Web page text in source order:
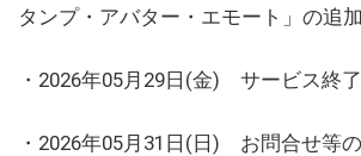
タンプ・アバター・エモート」の追
・2026年05月29日(金) サービス終了
・2026年05月31日(日) お問合せ等